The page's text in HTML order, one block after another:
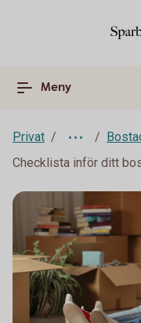
Meny
Privat
Checklista inför ditt